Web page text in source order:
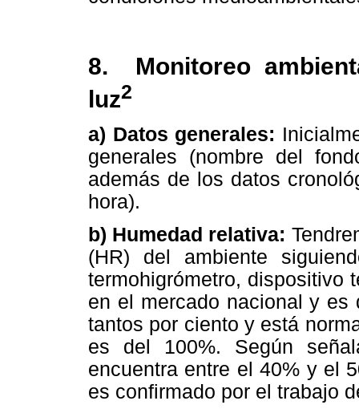
8. Monitoreo
luz2
a) Datos generales:
generales (nombre del
además de los datos
hora).
b) Humedad relativa:
(HR) del ambiente
termohigrómetro, dispositivo
en el mercado nacional y
tantos por ciento y está
es del 100%. Según
encuentra entre el 40% y el
es confirmado por el trabajo